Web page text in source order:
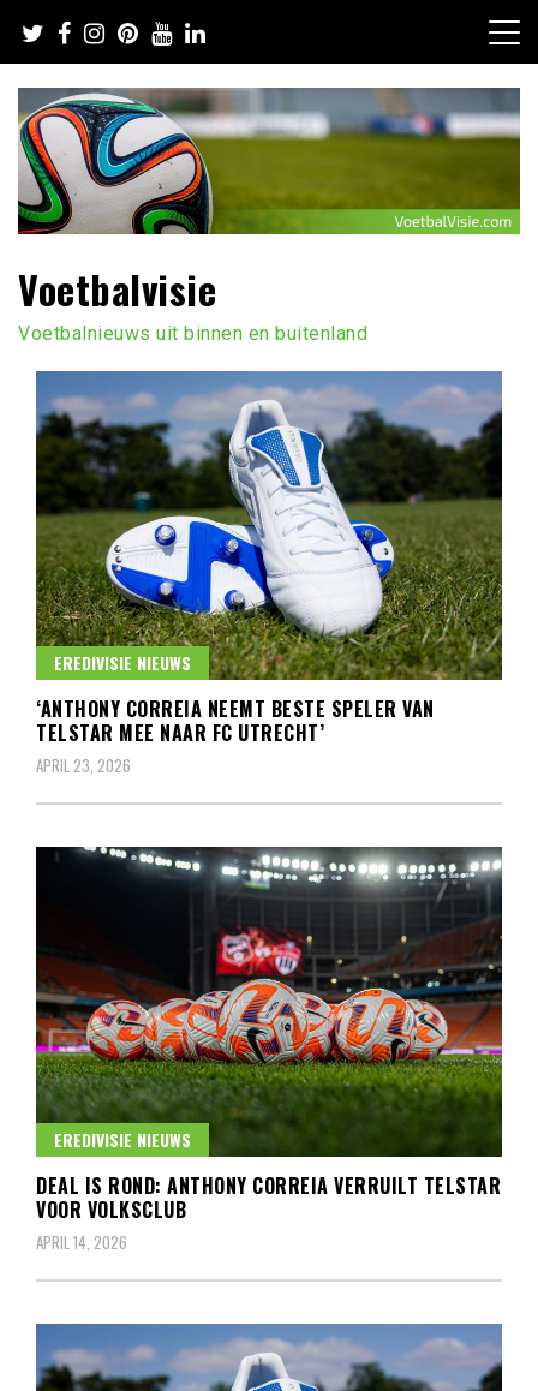
naar
de
inhoud
Voetbalvisie
Voetbalnieuws uit binnen en buitenland
EREDIVISIE NIEUWS
‘ANTHONY CORREIA NEEMT BESTE SPELER VAN
TELSTAR MEE NAAR FC UTRECHT’
APRIL 23, 2026
EREDIVISIE NIEUWS
DEAL IS ROND: ANTHONY CORREIA VERRUILT TELSTAR
VOOR VOLKSCLUB
APRIL 14, 2026